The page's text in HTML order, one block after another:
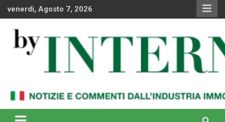
venerdì, Agosto 7, 2026
By Internews
internazionale